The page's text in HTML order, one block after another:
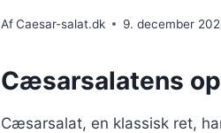
AfCaesar-salat.dk 9. december
Cæsarsalatens
Cæsarsalat, en klassisk ret,